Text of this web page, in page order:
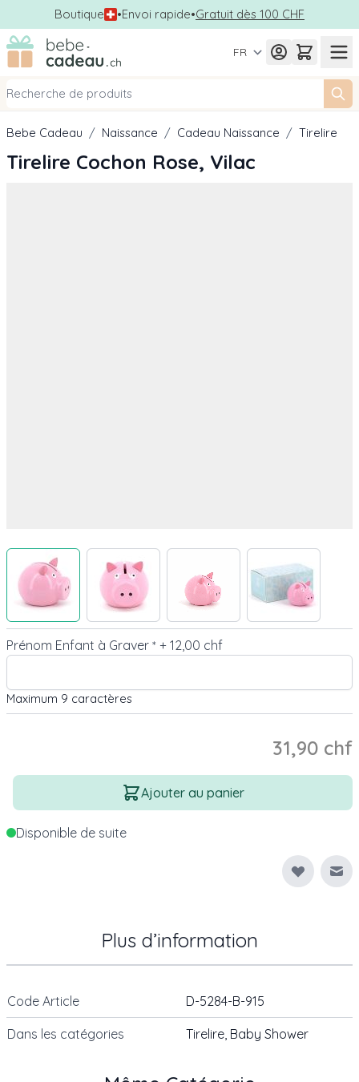
Boutique •Envoi rapide•Gratuit dès 100 CHF
Allez au contenu
FR
Bebe Cadeau / Naissance / Cadeau Naissance / Tirelire
Tirelire Cochon Rose, Vilac
View larger imageView larger image
Prénom Enfant à Graver * + 12,00 chf
Maximum 9 caractères
31,90 chf
Quantité
Ajouter au panier
Disponible de suite
Plus d’information
Code Article D-5284-B-915
Dans les catégories Tirelire Baby Shower